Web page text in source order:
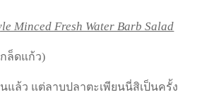
Minced Fresh Water Barb Salad
ล็ดแก้ว)
แล้ว แต่ลาบปลาตะเพียนนี่สิเป็นครั้ง